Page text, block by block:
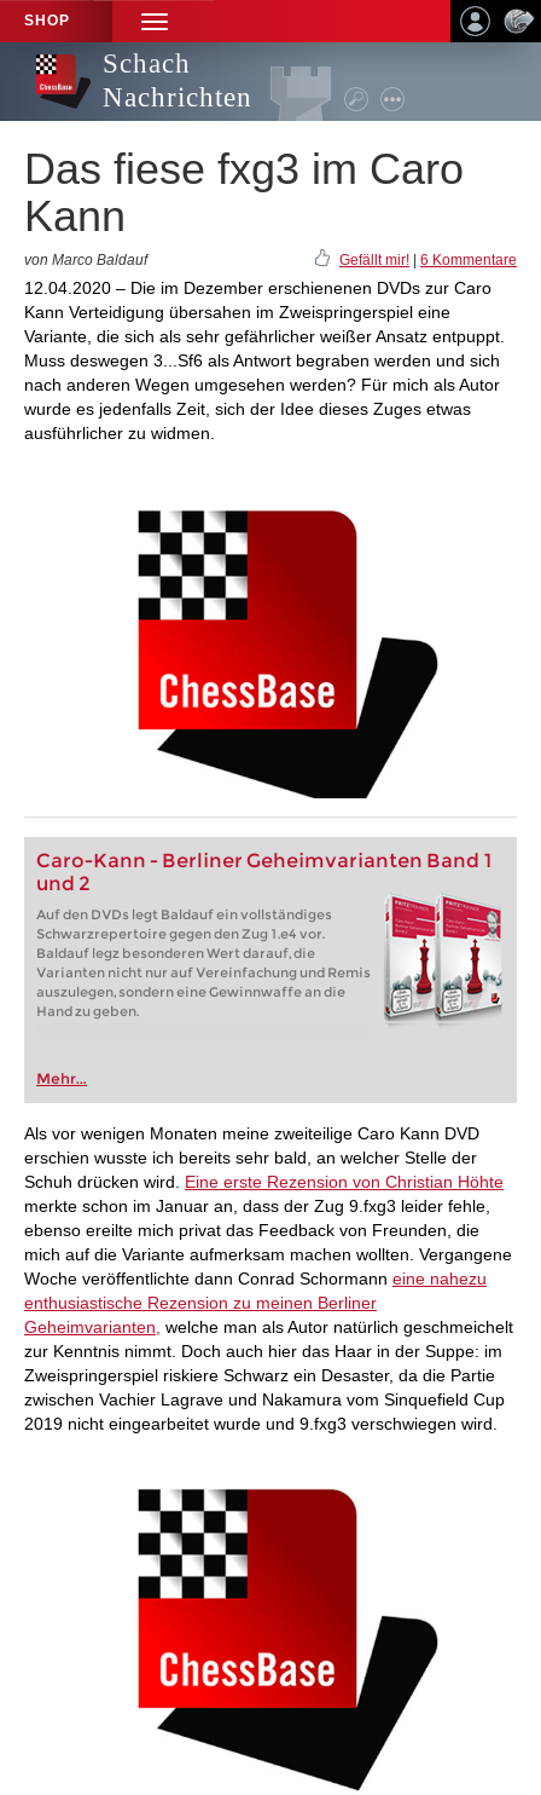
SHOP
TOGGLE
NAVIGATION
Schach
Nachrichten
Das fiese fxg3 im Caro
Kann
von Marco Baldauf Gefällt mir! 6 Kommentare
12.04.2020 – Die im Dezember erschienenen DVDs zur Caro
Kann Verteidigung übersahen im Zweispringerspiel eine
Variante, die sich als sehr gefährlicher weißer Ansatz entpuppt.
Muss deswegen 3...Sf6 als Antwort begraben werden und sich
nach anderen Wegen umgesehen werden? Für mich als Autor
wurde es jedenfalls Zeit, sich der Idee dieses Zuges etwas
ausführlicher zu widmen.
Caro-Kann - Berliner Geheimvarianten Band 1
und 2
Auf den DVDs legt Baldauf ein vollständiges
Schwarzrepertoire gegen den Zug 1.e4 vor.
Baldauf legz besonderen Wert darauf, die
Varianten nicht nur auf Vereinfachung und Remis
auszulegen, sondern eine Gewinnwaffe an die
Hand zu geben.
Mehr...
Als vor wenigen Monaten meine zweiteilige Caro Kann DVD
erschien wusste ich bereits sehr bald, an welcher Stelle der
Schuh drücken wird. Eine erste Rezension von Christian Höhte
merkte schon im Januar an, dass der Zug 9.fxg3 leider fehle,
ebenso ereilte mich privat das Feedback von Freunden, die
mich auf die Variante aufmerksam machen wollten. Vergangene
Woche veröffentlichte dann Conrad Schormann eine nahezu
enthusiastische Rezension zu meinen Berliner
Geheimvarianten, welche man als Autor natürlich geschmeichelt
zur Kenntnis nimmt. Doch auch hier das Haar in der Suppe: im
Zweispringerspiel riskiere Schwarz ein Desaster, da die Partie
zwischen Vachier Lagrave und Nakamura vom Sinquefield Cup
2019 nicht eingearbeitet wurde und 9.fxg3 verschwiegen wird.